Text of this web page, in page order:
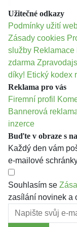
Užitečné odkazy
Podmínky užití
Zásady cookies
služby Reklamace
zdarma
díky! Etický kodex
Reklama pro vás
Firemní profil
Bannerová
inzerce
Buďte v obraze s
Každý den vám
e-mailové
Souhlasím se
zasílání novinek a